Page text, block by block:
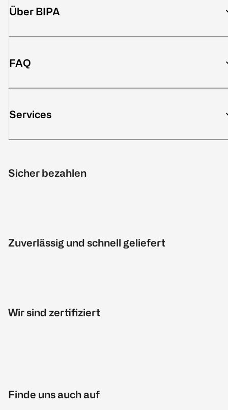
Über BIPA
FAQ
Services
Sicher bezahlen
Zuverlässig und schnell geliefert
Wir sind zertifiziert
Finde uns auch auf